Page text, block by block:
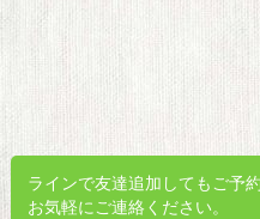
ラインで友達追加してもご予
お気軽にご連絡ください。